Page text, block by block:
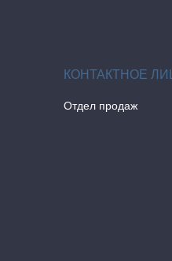
Отдел продаж